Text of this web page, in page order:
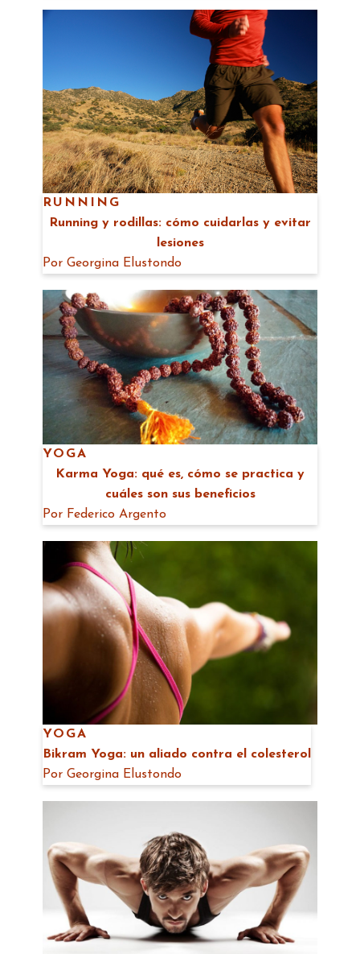
RUNNING
Running y rodillas: cómo cuidarlas y evitar
lesiones
Por Georgina Elustondo
YOGA
Karma Yoga: qué es, cómo se practica y
cuáles son sus beneficios
Por Federico Argento
YOGA
Bikram Yoga: un aliado contra el colesterol
Por Georgina Elustondo